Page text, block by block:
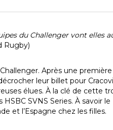
du Challenger vont
Rugby)
Après une
leur billet pour
élues. À la clé de cette
SVNS Series. À savoir le
et l’Espagne chez les filles.